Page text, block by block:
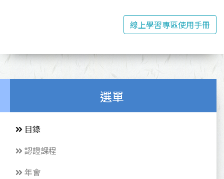
線上學習專區使用手冊
選單
目錄
認證課程
年會